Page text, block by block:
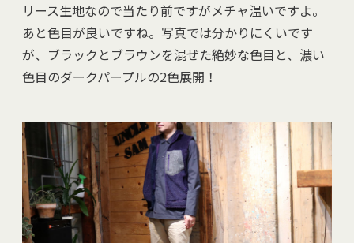
リース生地なので当たり前ですがメチャ温いですよ。
あと色目が良いですね。写真では分かりにくいです
が、ブラックとブラウンを混ぜた絶妙な色目と、濃い
色目のダークパープルの2色展開！